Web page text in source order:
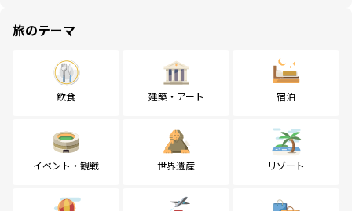
旅のテーマ
飲食 建築・アート 宿泊
イベント・観戦 世界遺産 リゾート